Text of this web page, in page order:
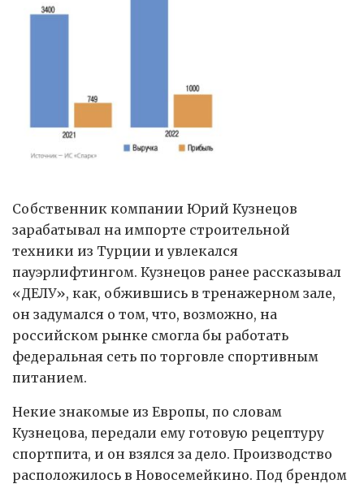
Собственник компании Юрий Кузнецов
зарабатывал на импорте строительной
техники из Турции и увлекался
пауэрлифтингом. Кузнецов ранее рассказывал
«ДЕЛУ», как, обжившись в тренажерном зале,
он задумался о том, что, возможно, на
российском рынке смогла бы работать
федеральная сеть по торговле спортивным
питанием.
Некие знакомые из Европы, по словам
Кузнецова, передали ему готовую рецептуру
спортпита, и он взялся за дело. Производство
расположилось в Новосемейкино. Под брендом